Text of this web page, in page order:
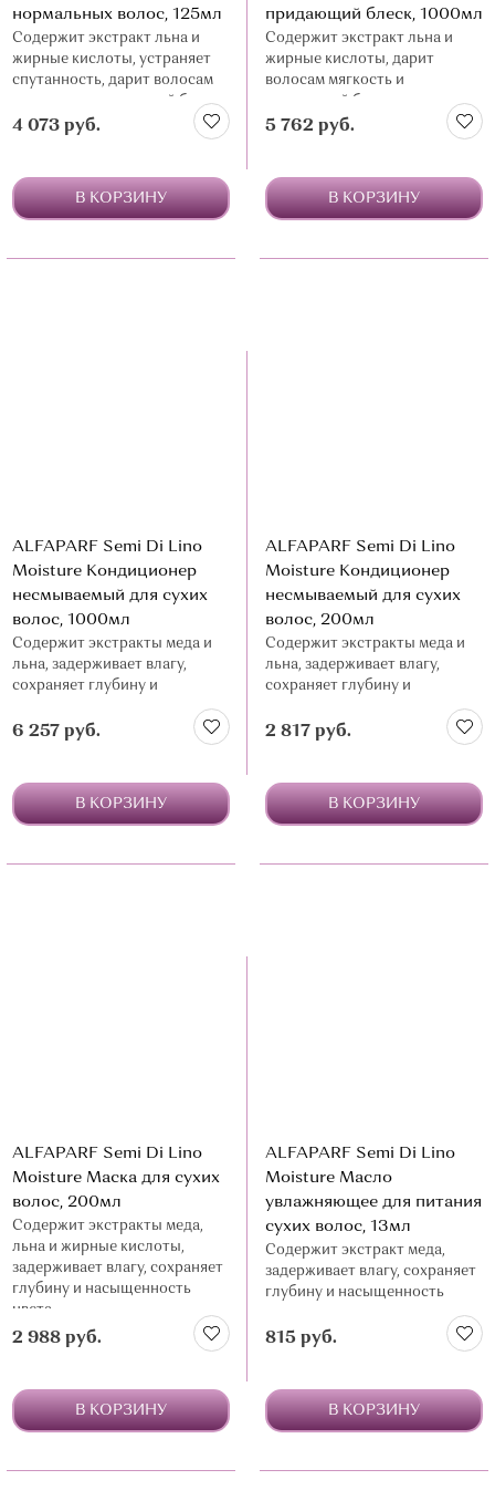
нормальных волос, 125мл
Содержит экстракт льна и
жирные кислоты, устраняет
спутанность, дарит волосам
мягкость и зеркальный блеск,
защищает от УФ-лучей
4 073 руб.
В КОРЗИНУ
придающий блеск, 1000мл
Содержит экстракт льна и
жирные кислоты, дарит
волосам мягкость и
зеркальный блеск
5 762 руб.
В КОРЗИНУ
ALFAPARF Semi Di Lino
Moisture Кондиционер
несмываемый для сухих
волос, 1000мл
Содержит экстракты меда и
льна, задерживает влагу,
сохраняет глубину и
6 257 руб.
В КОРЗИНУ
ALFAPARF Semi Di Lino
Moisture Кондиционер
несмываемый для сухих
волос, 200мл
Содержит экстракты меда и
льна, задерживает влагу,
сохраняет глубину и
2 817 руб.
В КОРЗИНУ
ALFAPARF Semi Di Lino
Moisture Маска для сухих
волос, 200мл
Содержит экстракты меда,
льна и жирные кислоты,
задерживает влагу, сохраняет
глубину и насыщенность
цвета
2 988 руб.
В КОРЗИНУ
ALFAPARF Semi Di Lino
Moisture Масло
увлажняющее для питания
сухих волос, 13мл
Содержит экстракт меда,
задерживает влагу, сохраняет
глубину и насыщенность
815 руб.
В КОРЗИНУ